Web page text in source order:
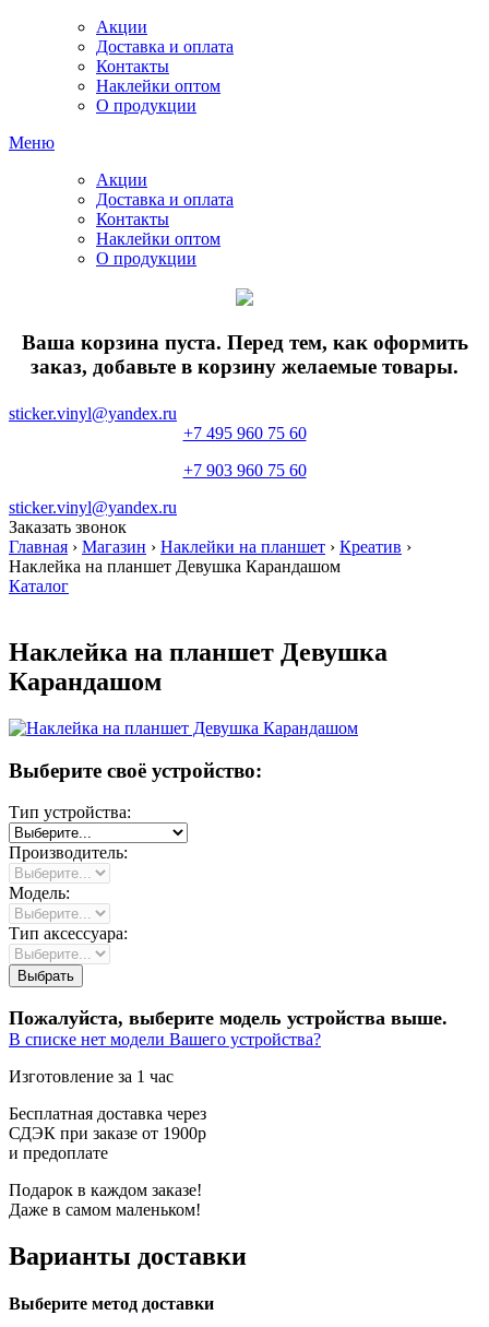
Акции
Доставка и оплата
Контакты
Наклейки оптом
О продукции
Меню
Акции
Доставка и оплата
Контакты
Наклейки оптом
О продукции
Ваша корзина пуста. Перед тем, как оформить
заказ, добавьте в корзину желаемые товары.
sticker.vinyl@yandex.ru
+7 495 960 75 60
+7 903 960 75 60
sticker.vinyl@yandex.ru
Заказать звонок
Главная › Магазин › Наклейки на планшет › Креатив ›
Наклейка на планшет Девушка Карандашом
Каталог
Наклейка на планшет Девушка
Карандашом
Выберите своё устройство:
Тип устройства:
Производитель:
Модель:
Тип аксессуара:
Пожалуйста, выберите модель устройства выше.
В списке нет модели Вашего устройства?
Изготовление за 1 час
Бесплатная доставка через
СДЭК при заказе от 1900р
и предоплате
Подарок в каждом заказе!
Даже в самом маленьком!
Варианты доставки
Выберите метод доставки